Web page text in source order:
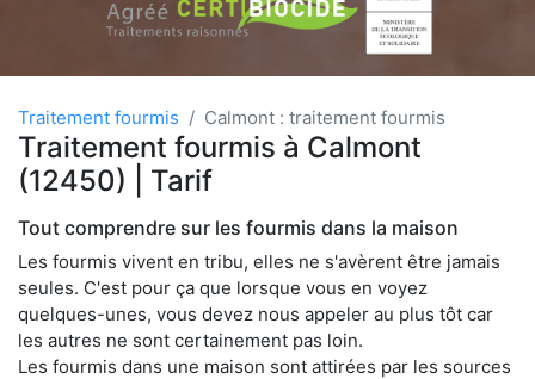
Traitement fourmis Calmont : traitement fourmis
Traitement fourmis à Calmont
(12450) | Tarif
Tout comprendre sur les fourmis dans la maison
Les fourmis vivent en tribu, elles ne s'avèrent être jamais
seules. C'est pour ça que lorsque vous en voyez
quelques-unes, vous devez nous appeler au plus tôt car
les autres ne sont certainement pas loin.
Les fourmis dans une maison sont attirées par les sources